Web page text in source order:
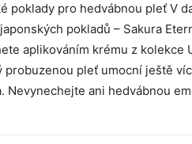
poklady pro hedvábnou pleť V
pokladů – Sakura
aplikováním krému z
probuzenou pleť umocní ještě
Nevynechejte ani hedvábnou